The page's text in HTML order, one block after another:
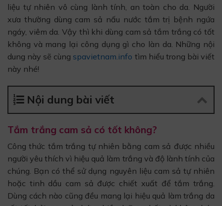
liệu tự nhiên vô cùng lành tính, an toàn cho da. Người
xưa thường dùng cam sả nấu nước tắm trị bệnh ngứa
ngáy, viêm da. Vậy thì khi dùng cam sả tắm trắng có tốt
không và mang lại công dụng gì cho làn da. Những nội
dung này sẽ cùng spavietnam.info tìm hiểu trong bài viết
này nhé!
Nội dung bài viết
Tắm trắng cam sả có tốt không?
Công thức tắm trắng tự nhiên bằng cam sả được nhiều
người yêu thích vì hiệu quả làm trắng và độ lành tính của
chúng. Bạn có thể sử dụng nguyên liệu cam sả tự nhiên
hoặc tinh dầu cam sả được chiết xuất để tắm trắng.
Dùng cách nào cũng đều mang lại hiệu quả làm trắng da